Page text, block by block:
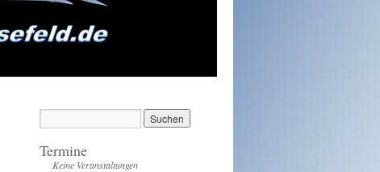
Termine
Keine Veranstaltungen